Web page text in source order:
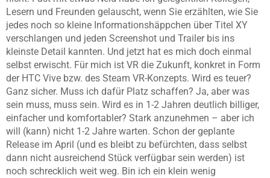
Lesern und Freunden gelauscht, wenn Sie erzählten, wie Sie
jedes noch so kleine Informationshäppchen über Titel XY
verschlangen und jeden Screenshot und Trailer bis ins
kleinste Detail kannten. Und jetzt hat es mich doch einmal
selbst erwischt. Für mich ist VR die Zukunft, konkret in Form
der HTC Vive bzw. des Steam VR-Konzepts. Wird es teuer?
Ganz sicher. Muss ich dafür Platz schaffen? Ja, aber was
sein muss, muss sein. Wird es in 1-2 Jahren deutlich billiger,
einfacher und komfortabler? Stark anzunehmen – aber ich
will (kann) nicht 1-2 Jahre warten. Schon der geplante
Release im April (und es bleibt zu befürchten, dass selbst
dann nicht ausreichend Stück verfügbar sein werden) ist
noch schrecklich weit weg. Bin ich ein klein wenig